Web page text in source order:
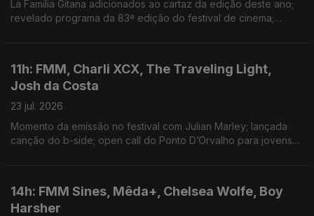
La Familia Gitana adicionados ao cartaz da edição deste ano;
revelado programa da 83ª edição do festival de cinema;
11h: FMM, Charli XCX, The Traveling Light,
Josh da Costa
23 jul. 2026
Momento da emissão no festival com Julian Marley; lançada
canção do b-side; open call do Ponto D’Orvalho para jovens
14h: FMM Sines, Mêda+, Chelsea Wolfe, Boy
Harsher